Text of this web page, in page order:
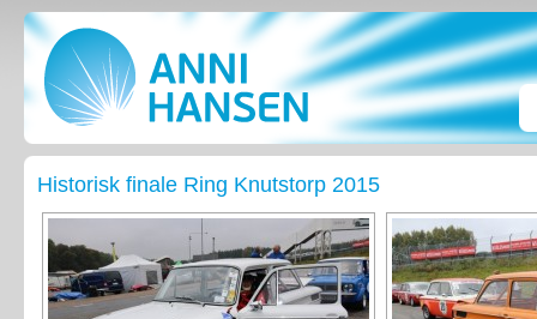
Historisk finale Ring Knutstorp 2015